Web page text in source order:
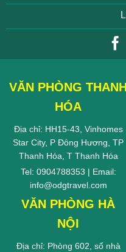
VĂN PHÒNG THANH
HÓA
Địa chỉ: HH15-43, Vinhomes
Star City, P Đông Hương, TP
Thanh Hóa, T Thanh Hóa
Tel: 0904788353 | Email:
info@odgtravel.com
VĂN PHÒNG HÀ
NỘI
Địa chỉ: Phòng 602, số nhà